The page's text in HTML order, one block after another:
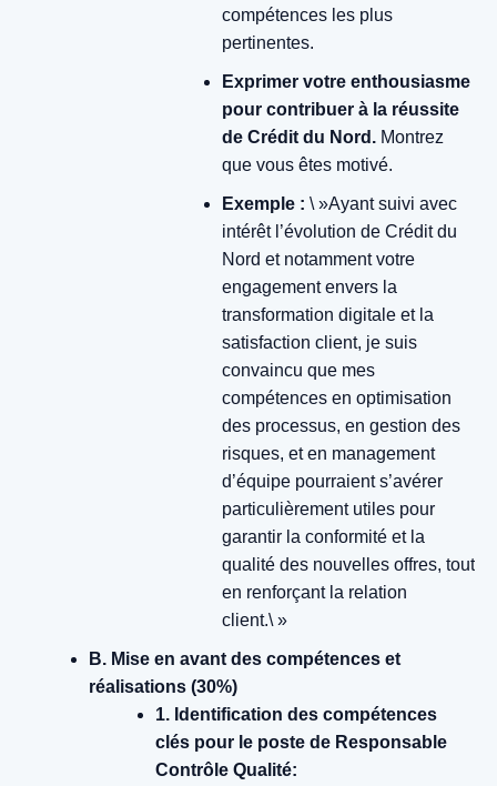
compétences les plus
pertinentes.
Exprimer votre enthousiasme
pour contribuer à la réussite
de Crédit du Nord. Montrez
que vous êtes motivé.
Exemple : \ »Ayant suivi avec
intérêt l’évolution de Crédit du
Nord et notamment votre
engagement envers la
transformation digitale et la
satisfaction client, je suis
convaincu que mes
compétences en optimisation
des processus, en gestion des
risques, et en management
d’équipe pourraient s’avérer
particulièrement utiles pour
garantir la conformité et la
qualité des nouvelles offres, tout
en renforçant la relation
client.\ »
B. Mise en avant des compétences et
réalisations (30%)
1. Identification des compétences
clés pour le poste de Responsable
Contrôle Qualité: